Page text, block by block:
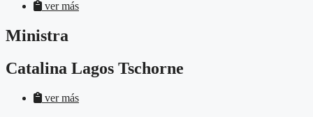
ver más
Ministra
Catalina Lagos Tschorne
ver más